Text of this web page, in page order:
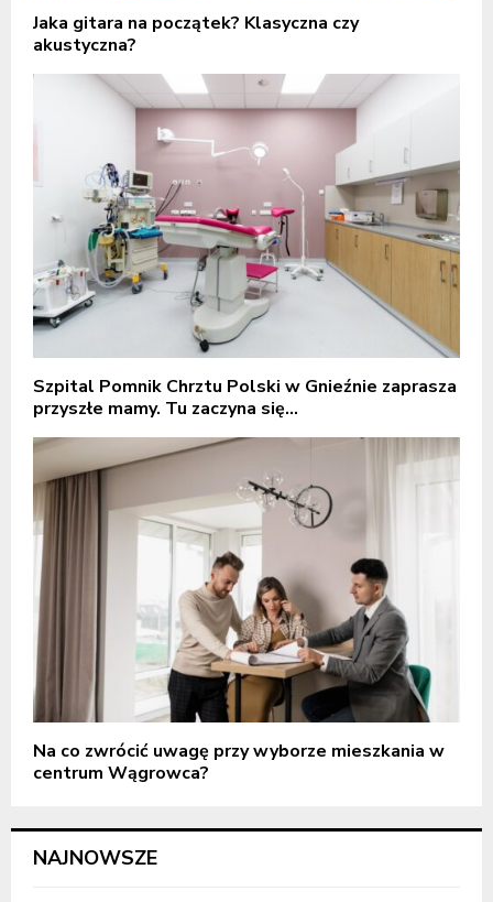
Jaka gitara na początek? Klasyczna czy
akustyczna?
Szpital Pomnik Chrztu Polski w Gnieźnie zaprasza
przyszłe mamy. Tu zaczyna się...
Na co zwrócić uwagę przy wyborze mieszkania w
centrum Wągrowca?
NAJNOWSZE